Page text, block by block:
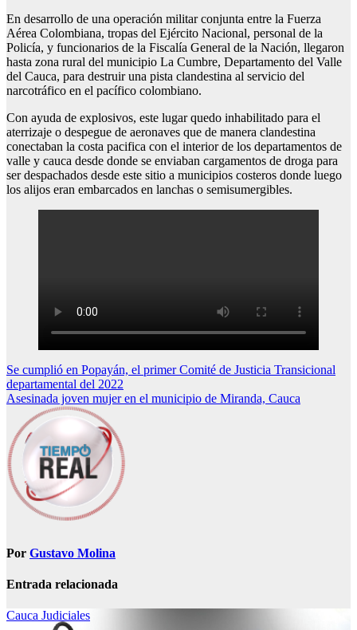
En desarrollo de una operación militar conjunta entre la Fuerza
Aérea Colombiana, tropas del Ejército Nacional, personal de la
Policía, y funcionarios de la Fiscalía General de la Nación, llegaron
hasta zona rural del municipio La Cumbre, Departamento del Valle
del Cauca, para destruir una pista clandestina al servicio del
narcotráfico en el pacífico colombiano.
Con ayuda de explosivos, este lugar quedo inhabilitado para el
aterrizaje o despegue de aeronaves que de manera clandestina
conectaban la costa pacifica con el interior de los departamentos de
valle y cauca desde donde se enviaban cargamentos de droga para
ser despachados desde este sitio a municipios costeros donde luego
los alijos eran embarcados en lanchas o semisumergibles.
Navegación
de
entradas
Se cumplió en Popayán, el primer Comité de Justicia Transicional
departamental del 2022
Asesinada joven mujer en el municipio de Miranda, Cauca
Por Gustavo Molina
Entrada relacionada
Cauca Judiciales